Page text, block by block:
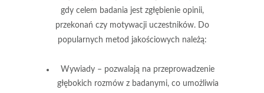
gdy celem badania jest zgłębienie opinii,
przekonań czy motywacji uczestników. Do
popularnych metod jakościowych należą:
Wywiady – pozwalają na przeprowadzenie
głębokich rozmów z badanymi, co umożliwia